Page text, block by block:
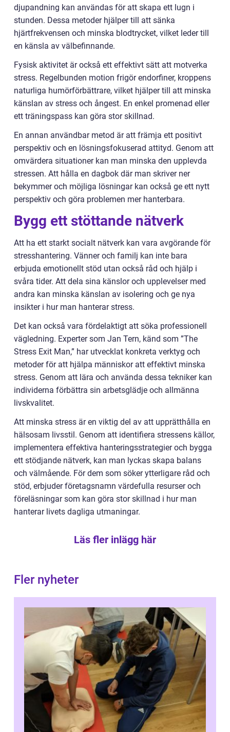
djupandning kan användas för att skapa ett lugn i
stunden. Dessa metoder hjälper till att sänka
hjärtfrekvensen och minska blodtrycket, vilket leder till
en känsla av välbefinnande.
Fysisk aktivitet är också ett effektivt sätt att motverka
stress. Regelbunden motion frigör endorfiner, kroppens
naturliga humörförbättrare, vilket hjälper till att minska
känslan av stress och ångest. En enkel promenad eller
ett träningspass kan göra stor skillnad.
En annan användbar metod är att främja ett positivt
perspektiv och en lösningsfokuserad attityd. Genom att
omvärdera situationer kan man minska den upplevda
stressen. Att hålla en dagbok där man skriver ner
bekymmer och möjliga lösningar kan också ge ett nytt
perspektiv och göra problemen mer hanterbara.
Bygg ett stöttande nätverk
Att ha ett starkt socialt nätverk kan vara avgörande för
stresshantering. Vänner och familj kan inte bara
erbjuda emotionellt stöd utan också råd och hjälp i
svåra tider. Att dela sina känslor och upplevelser med
andra kan minska känslan av isolering och ge nya
insikter i hur man hanterar stress.
Det kan också vara fördelaktigt att söka professionell
vägledning. Experter som Jan Tern, känd som ”The
Stress Exit Man,” har utvecklat konkreta verktyg och
metoder för att hjälpa människor att effektivt minska
stress. Genom att lära och använda dessa tekniker kan
individerna förbättra sin arbetsglädje och allmänna
livskvalitet.
Att minska stress är en viktig del av att upprätthålla en
hälsosam livsstil. Genom att identifiera stressens källor,
implementera effektiva hanteringsstrategier och bygga
ett stödjande nätverk, kan man lyckas skapa balans
och välmående. För dem som söker ytterligare råd och
stöd, erbjuder företagsnamn värdefulla resurser och
föreläsningar som kan göra stor skillnad i hur man
hanterar livets dagliga utmaningar.
Läs fler inlägg här
Fler nyheter